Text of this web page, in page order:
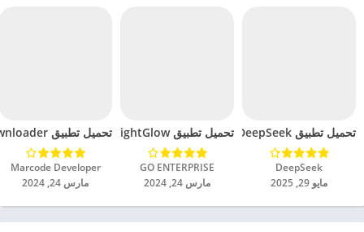
تحميل تطبيق DeepSeek مهكر للاندرويد 2025
DeepSeek‏
مايو 29, 2025
تحميل تطبيق BrightGlow مهكر للاندرويد 2024
GO ENTERPRISE‏
مارس 24, 2024
تحميل تطبيق mp4 video downloader مهكر للاندرويد 2024
Marcode Developer‏
مارس 24, 2024